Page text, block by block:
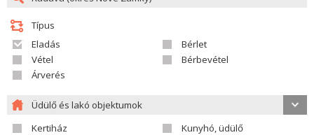
Típus
Eladás
Bérlet
Vétel
Bérbevétel
Árverés
Üdülő és lakó objektumok
Kertiház
Kunyhó, üdülő